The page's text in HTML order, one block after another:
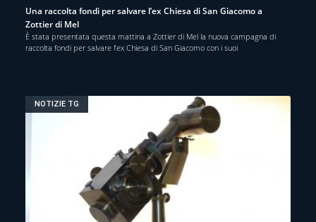
Una raccolta fondi per salvare l’ex Chiesa di San Giacomo a
Zottier di Mel
È stata presentata questa mattina a Zottier di Mel la nuova campagna di
raccolta fondi per salvare l’ex Chiesa di San Giacomo con i suoi
NOTIZIE TG